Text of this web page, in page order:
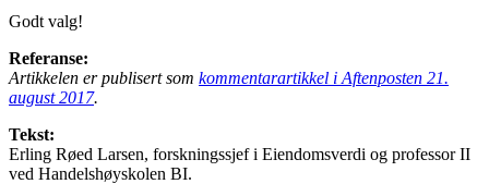
Godt valg!
Referanse:
Artikkelen er publisert som kommentarartikkel i Aftenposten 21.
august 2017.
Tekst:
Erling Røed Larsen, forskningssjef i Eiendomsverdi og professor II
ved Handelshøyskolen BI.